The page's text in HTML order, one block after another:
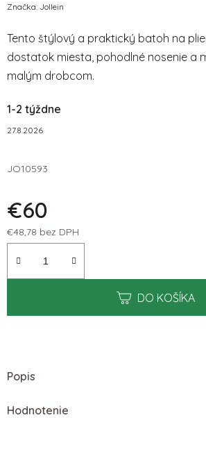
0,0
z
5
hviezdičiek.
Značka: Jollein
Tento štýlový a praktický batoh na
dostatok miesta, pohodlné nosenie a
malým drobcom.
1-2 týždne
27.8.2026
JO10593
€60
€48,78 bez DPH
DO KOŠÍKA
Popis
Hodnotenie